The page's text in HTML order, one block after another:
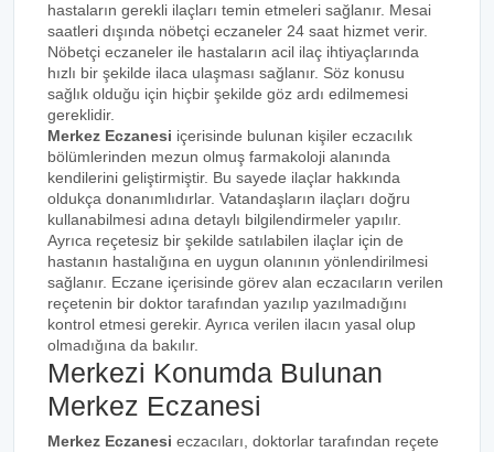
hastaların gerekli ilaçları temin etmeleri sağlanır. Mesai
saatleri dışında nöbetçi eczaneler 24 saat hizmet verir.
Nöbetçi eczaneler ile hastaların acil ilaç ihtiyaçlarında
hızlı bir şekilde ilaca ulaşması sağlanır. Söz konusu
sağlık olduğu için hiçbir şekilde göz ardı edilmemesi
gereklidir.
Merkez Eczanesi içerisinde bulunan kişiler eczacılık
bölümlerinden mezun olmuş farmakoloji alanında
kendilerini geliştirmiştir. Bu sayede ilaçlar hakkında
oldukça donanımlıdırlar. Vatandaşların ilaçları doğru
kullanabilmesi adına detaylı bilgilendirmeler yapılır.
Ayrıca reçetesiz bir şekilde satılabilen ilaçlar için de
hastanın hastalığına en uygun olanının yönlendirilmesi
sağlanır. Eczane içerisinde görev alan eczacıların verilen
reçetenin bir doktor tarafından yazılıp yazılmadığını
kontrol etmesi gerekir. Ayrıca verilen ilacın yasal olup
olmadığına da bakılır.
Merkezi Konumda Bulunan
Merkez Eczanesi
Merkez Eczanesi eczacıları, doktorlar tarafından reçete